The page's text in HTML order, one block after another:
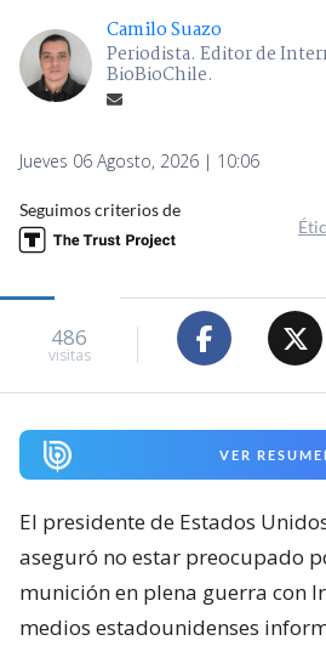
Camilo Suazo
Periodista. Editor de
BioBioChile.
Jueves 06 Agosto, 2026 | 10:06
Seguimos criterios de
486
visitas
VER
El presidente de Estados
aseguró no estar preocupado
munición en plena guerra con
medios estadounidenses